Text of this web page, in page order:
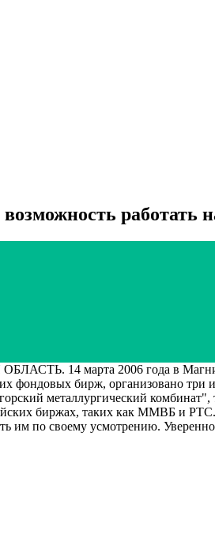
работать
14 марта 2006 года в
фондовых бирж, организовано три
металлургический комбинат",
биржах, таких как ММВБ и
им по своему усмотрению.